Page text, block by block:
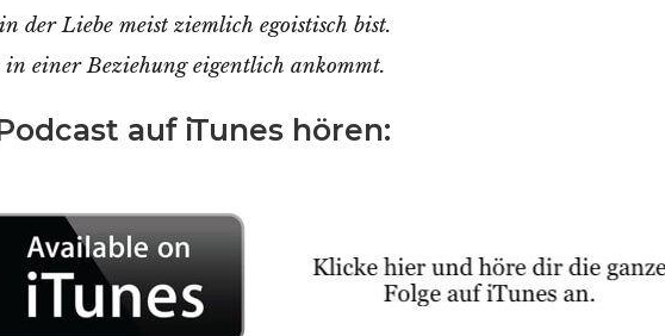
der Liebe meist ziemlich egoistisch bist.
in einer Beziehung eigentlich ankommt.
auf iTunes hören: